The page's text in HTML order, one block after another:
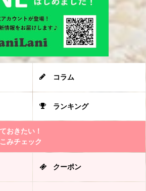
コラム
ランキング
おきたい！
みチェック
クーポン